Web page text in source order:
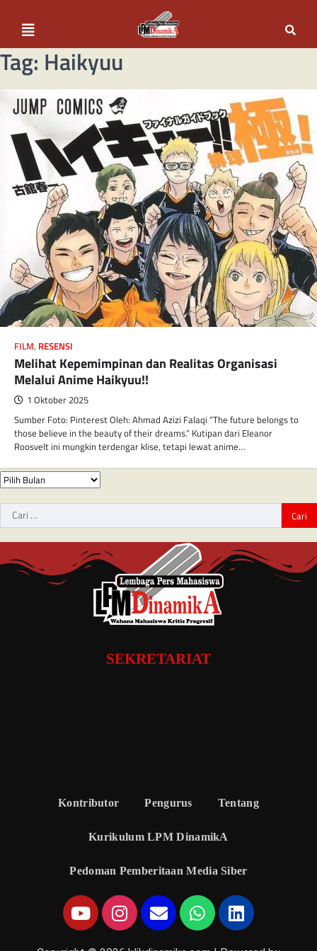
Tag: Haikyuu
FILM, RESENSI
Melihat Kepemimpinan dan Realitas Organisasi
Melalui Anime Haikyuu!!
1 Oktober 2025
Sumber Foto: Pinterest Oleh: Ahmad Azizi Falaqi “The future belongs to
those believe in the beauty of their dreams.” Kutipan dari Eleanor
Roosvelt ini mungkin terdengar klise, tetapi lewat anime…
SEKRETARIAT
Kontributor Pengurus Tentang
Kurikulum LPM DinamikA
Pedoman Pemberitaan Media Siber